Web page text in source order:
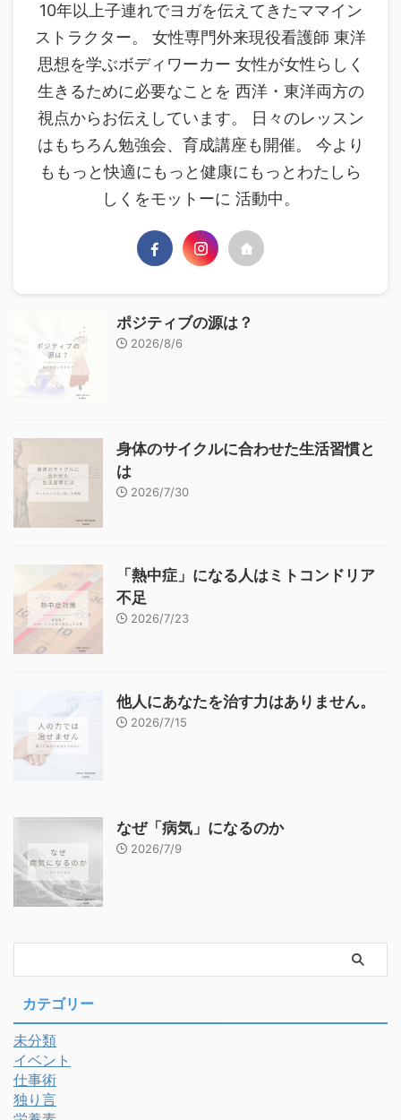
10年以上子連れでヨガを伝えてきたママイン
ストラクター。 女性専門外来現役看護師 東洋
思想を学ぶボディワーカー 女性が女性らしく
生きるために必要なことを 西洋・東洋両方の
視点からお伝えしています。 日々のレッスン
はもちろん勉強会、育成講座も開催。 今より
ももっと快適にもっと健康にもっとわたしら
しくをモットーに 活動中。
ポジティブの源は？
2026/8/6
身体のサイクルに合わせた生活習慣と
は
2026/7/30
「熱中症」になる人はミトコンドリア
不足
2026/7/23
他人にあなたを治す力はありません。
2026/7/15
なぜ「病気」になるのか
2026/7/9
カテゴリー
未分類
イベント
仕事術
独り言